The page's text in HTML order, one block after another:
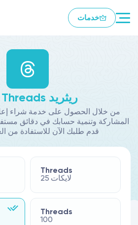
خدمات
Buy Threads ريثريد
المشاركة وتنمية حسابك في دقائق
قدم طلبك الآن للاستفادة من
Threads
25 لايكات
Threads
100